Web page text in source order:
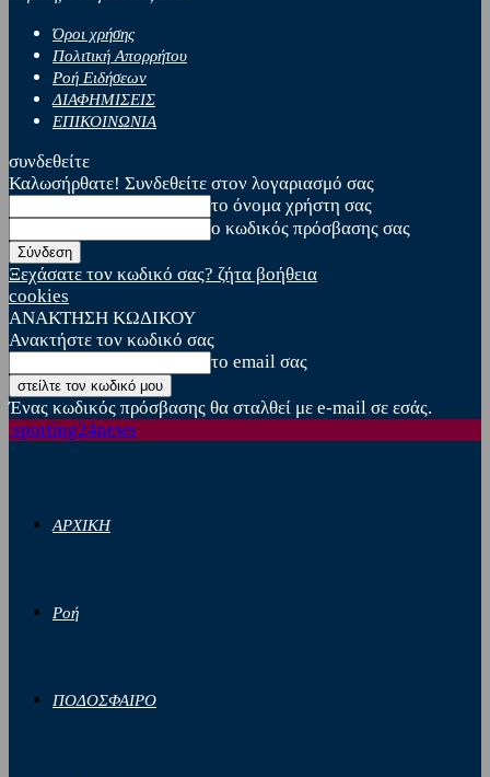
Όροι χρήσης
Πολιτική Απορρήτου
Ροή Ειδήσεων
ΔΙΑΦΗΜΙΣΕΙΣ
ΕΠΙΚΟΙΝΩΝΙΑ
συνδεθείτε
Καλωσήρθατε! Συνδεθείτε στον λογαριασμό σας
το όνομα χρήστη σας
ο κωδικός πρόσβασης σας
Ξεχάσατε τον κωδικό σας? ζήτα βοήθεια
cookies
ΑΝΑΚΤΗΣΗ ΚΩΔΙΚΟΥ
Ανακτήστε τον κωδικό σας
το email σας
Ένας κωδικός πρόσβασης θα σταλθεί με e-mail σε εσάς.
sporting24news
ΑΡΧΙΚΗ
Ροή
ΠΟΔΟΣΦΑΙΡΟ